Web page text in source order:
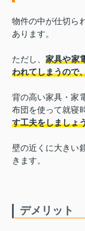
物件の中が仕切ら
あります。
ただし、家具や家
われてしまうので
背の高い家具・家
布団を使って就寝
す工夫をしましょ
壁の近くに大きい
きます。
デメリット